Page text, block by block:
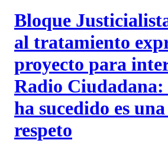
Bloque
al tratamiento
proyecto para
Radio Ciudadana:
ha sucedido es
respeto